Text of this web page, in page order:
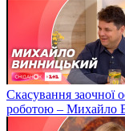
Скасування заочної
роботою – Михайло